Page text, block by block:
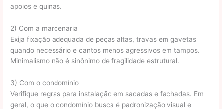
apoios e quinas.
2) Com a marcenaria
Exija fixação adequada de peças altas, travas em gavetas
quando necessário e cantos menos agressivos em tampos.
Minimalismo não é sinônimo de fragilidade estrutural.
3) Com o condomínio
Verifique regras para instalação em sacadas e fachadas. Em
geral, o que o condomínio busca é padronização visual e